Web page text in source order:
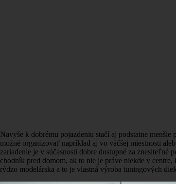
Navyše k dobrému pojazdeniu stačí aj podstatne
možné organizovať napríklad aj vo väčšej miestnosti
zariadenie je v súčasnosti dobre dostupné za
chodník pred domom, ak to nie je práve niekde v
rýdzo modelárska a to je vlastná výroba tuningových